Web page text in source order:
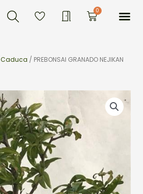
Buscar 0Carrito
Caduca / PREBONSAI GRANADO NEJIKAN